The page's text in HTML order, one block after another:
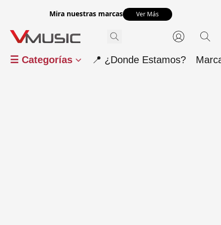
Mira nuestras marcas Ver Más
☰ Categorías 📍 ¿Donde Estamos?